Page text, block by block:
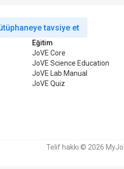
tavsiye et
Eğitim
JoVE Core
JoVE Science Education
JoVE Lab Manual
JoVE Quiz
Telif hakkı © 2026